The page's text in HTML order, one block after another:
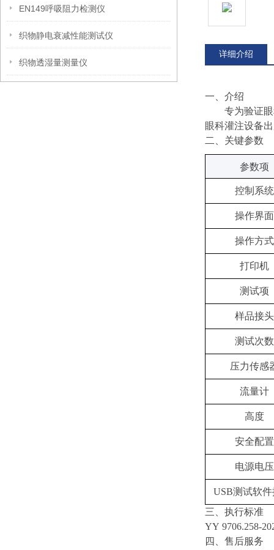
EN149呼吸阻力检测仪
织物静电衰减性能测试仪
织物透湿量测量仪
详细介绍
‌一、 介绍
专为验证
眼科灌注设备
‌二、关键参数
‌参数项‌
控制系统
操作界面
操作方式
打印机
测试项
样品接头
测试次数
压力传感
流量计
高度
安全配置
电源电压
USB测试软
三、 执行标准‌
YY 9706.258-
四、 售后服务